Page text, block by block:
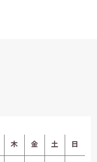
木 金 土 日